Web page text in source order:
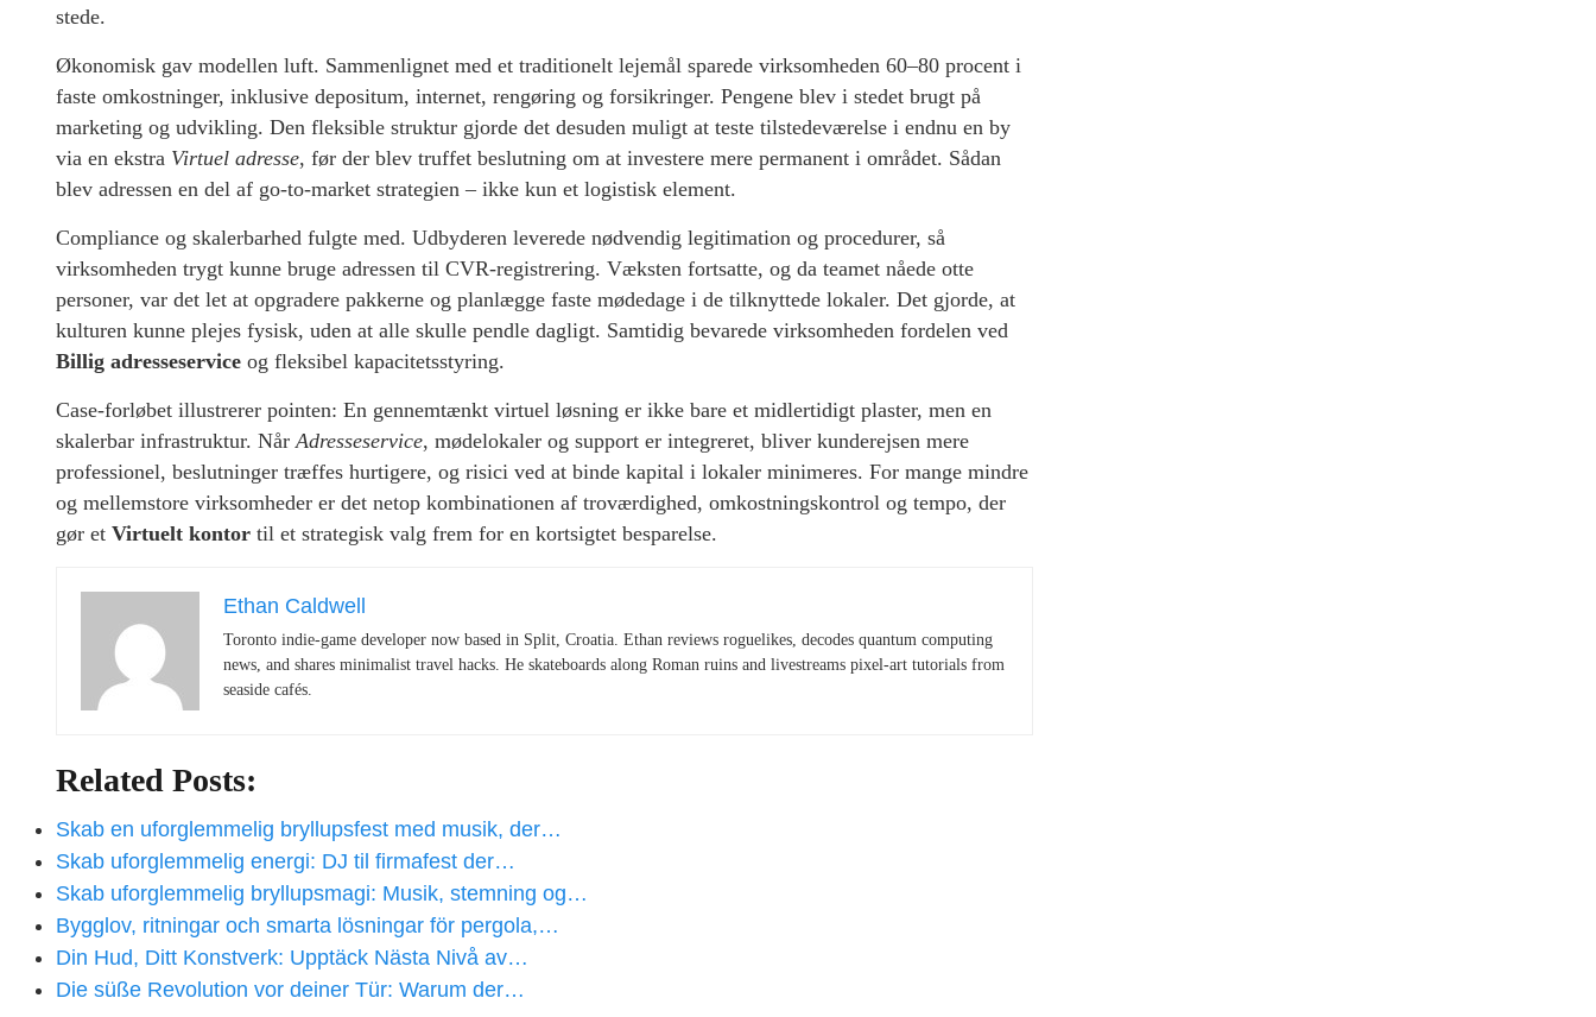
stede.
Økonomisk gav modellen luft. Sammenlignet med et traditionelt lejemål sparede virksomheden 60–80 procent i
faste omkostninger, inklusive depositum, internet, rengøring og forsikringer. Pengene blev i stedet brugt på
marketing og udvikling. Den fleksible struktur gjorde det desuden muligt at teste tilstedeværelse i endnu en by
via en ekstra Virtuel adresse, før der blev truffet beslutning om at investere mere permanent i området. Sådan
blev adressen en del af go-to-market strategien – ikke kun et logistisk element.
Compliance og skalerbarhed fulgte med. Udbyderen leverede nødvendig legitimation og procedurer, så
virksomheden trygt kunne bruge adressen til CVR-registrering. Væksten fortsatte, og da teamet nåede otte
personer, var det let at opgradere pakkerne og planlægge faste mødedage i de tilknyttede lokaler. Det gjorde, at
kulturen kunne plejes fysisk, uden at alle skulle pendle dagligt. Samtidig bevarede virksomheden fordelen ved
Billig adresseservice og fleksibel kapacitetsstyring.
Case-forløbet illustrerer pointen: En gennemtænkt virtuel løsning er ikke bare et midlertidigt plaster, men en
skalerbar infrastruktur. NårAdresseservice, mødelokaler og support er integreret, bliver kunderejsen mere
professionel, beslutninger træffes hurtigere, og risici ved at binde kapital i lokaler minimeres. For mange mindre
og mellemstore virksomheder er det netop kombinationen af troværdighed, omkostningskontrol og tempo, der
gør et Virtuelt kontor til et strategisk valg frem for en kortsigtet besparelse.
Ethan Caldwell
Toronto indie-game developer now based in Split, Croatia. Ethan reviews roguelikes, decodes quantum computing
news, and shares minimalist travel hacks. He skateboards along Roman ruins and livestreams pixel-art tutorials from
seaside cafés.
Related Posts:
Skab en uforglemmelig bryllupsfest med musik, der…
Skab uforglemmelig energi: DJ til firmafest der…
Skab uforglemmelig bryllupsmagi: Musik, stemning og…
Bygglov, ritningar och smarta lösningar för pergola,…
Din Hud, Ditt Konstverk: Upptäck Nästa Nivå av…
Die süße Revolution vor deiner Tür: Warum der…